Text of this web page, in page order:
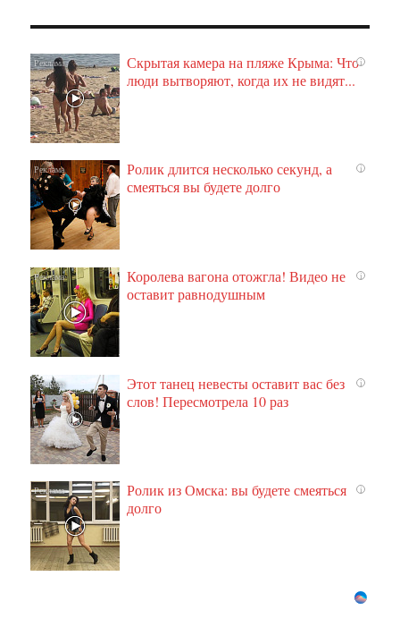
i
Скрытая камера на пляже Крыма: Что
люди вытворяют, когда их не видят...
i
Ролик длится несколько секунд, а
смеяться вы будете долго
i
Королева вагона отожгла! Видео не
оставит равнодушным
i
Этот танец невесты оставит вас без
слов! Пересмотрела 10 раз
i
Ролик из Омска: вы будете смеяться
долго